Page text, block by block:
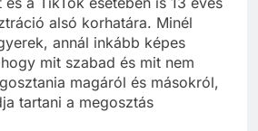
alsó korhatára. Minél
annál inkább képes
mit szabad és mit nem
magáról és másokról,
tartani a megosztás